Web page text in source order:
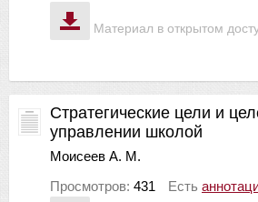
Материал в открытом
Стратегические цели и
управлении школой
Моисеев А. М.
Просмотров: 431 Есть